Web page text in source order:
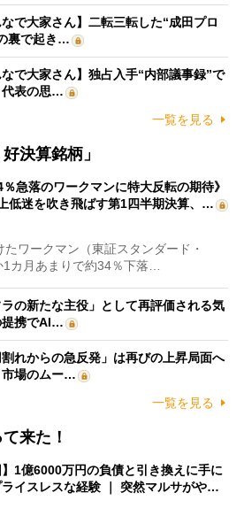
なで大家さん】二転三転した“成田プロ
裏で起き…
なで大家さん】独占入手“内部議事録”で
代表の思…
一覧を見る
決算銘柄」
％急落のワークマンに特大反転の期待》
低迷を吹き飛ばす第1四半期決算、…
ワークマン（東証スタンダード・
カ月あまりで約34％下落…
の新たな主役」として再評価される気
携でAI…
れからの急反発」は再びの上昇局面へ
場のムー…
一覧を見る
来た！
】1億6000万円の負債と引き換えに手に
ライスレスな経験 ｜ 突然マルサがや…